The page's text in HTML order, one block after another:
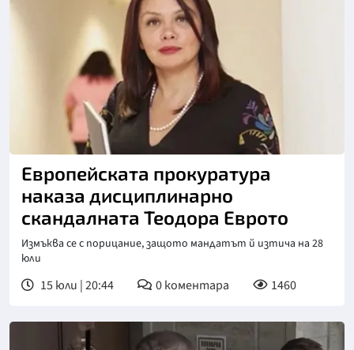
Европейската прокуратура
наказа дисциплинарно
скандалната Теодора Еврото
Измъква се с порицание, защото мандатът й изтича на 28
юли
15 юли | 20:44 0коментара 1460